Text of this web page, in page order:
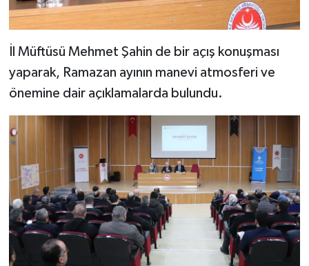
İl Müftüsü Mehmet Şahin de bir açış konuşması
yaparak, Ramazan ayının manevi atmosferi ve
önemine dair açıklamalarda bulundu.
Düzce Müftülüğü
Elazığ Müftülüğü
Erzurum Müftülüğü
Eskişehir Müftülüğü
Gaziantep Müftülüğü
Giresun Müftülüğü
YAŞAM